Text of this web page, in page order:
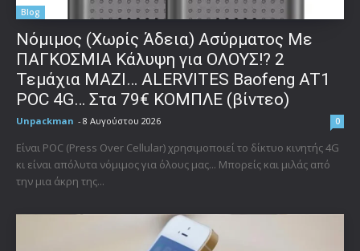
Blog
Νόμιμος (Χωρίς Άδεια) Ασύρματος Με
ΠΑΓΚΟΣΜΙΑ Κάλυψη για ΟΛΟΥΣ!? 2
Τεμάχια ΜΑΖΙ… ALERVITES Baofeng AT1
POC 4G… Στα 79€ ΚΟΜΠΛΕ (βίντεο)
Unpackman - 8 Αυγούστου 2026 0
Είναι POC (Press Over Cellular) χρησιμοποιεί το δίκτυο κινητής 4G
κι είναι απόλυτα νόμιμος για όλους μας... Μπορείς και μιλάς από
την μια άκρη της...